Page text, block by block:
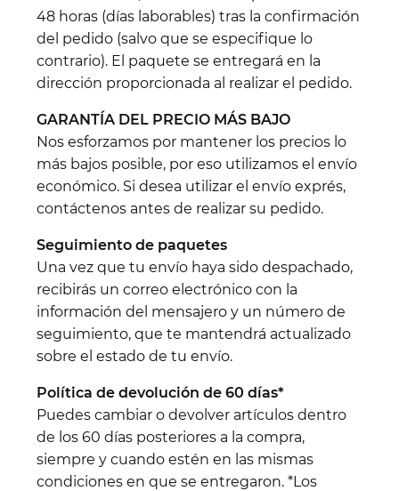
48 horas (días laborables) tras la confirmación
del pedido (salvo que se especifique lo
contrario). El paquete se entregará en la
dirección proporcionada al realizar el pedido.
GARANTÍA DEL PRECIO MÁS BAJO
Nos esforzamos por mantener los precios lo
más bajos posible, por eso utilizamos el envío
económico. Si desea utilizar el envío exprés,
contáctenos antes de realizar su pedido.
Seguimiento de paquetes
Una vez que tu envío haya sido despachado,
recibirás un correo electrónico con la
información del mensajero y un número de
seguimiento, que te mantendrá actualizado
sobre el estado de tu envío.
Política de devolución de 60 días*
Puedes cambiar o devolver artículos dentro
de los 60 días posteriores a la compra,
siempre y cuando estén en las mismas
condiciones en que se entregaron. *Los